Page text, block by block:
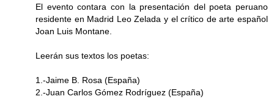
El evento contara con la presentación del poeta peruano
residente en Madrid Leo Zelada y el crítico de arte español
Joan Luis Montane.
Leerán sus textos los poetas:
1.-Jaime B. Rosa (España)
2.-Juan Carlos Gómez Rodríguez (España)